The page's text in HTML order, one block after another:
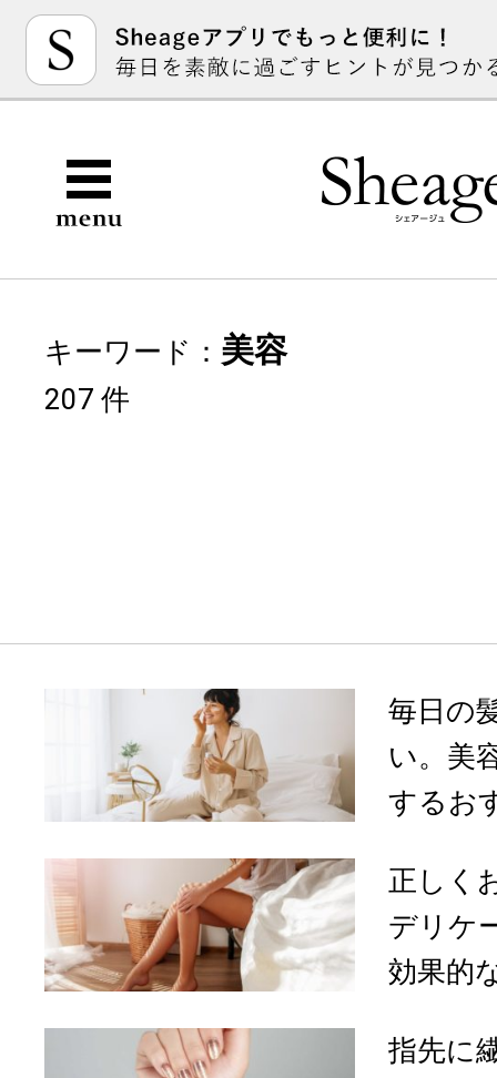
キーワード： 美容
207 件
毎日の
い。美
するお
正しく
デリケ
効果的
指先に